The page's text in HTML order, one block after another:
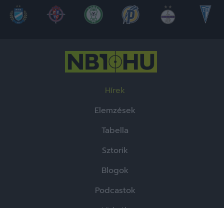
Hírek
Elemzések
Tabella
Sztorik
Blogok
Podcastok